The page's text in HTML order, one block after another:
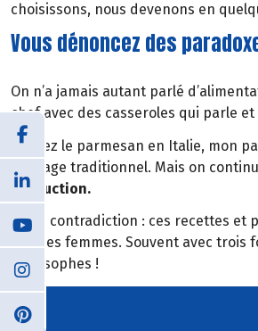
choisissons, nous devenons en
Vous dénoncez des
On n’a jamais autant parlé
chef avec des casseroles qui parle
Prenez le parmesan en Italie, mon
fromage traditionnel. Mais on
production.
Autre contradiction : ces recettes et
par des femmes. Souvent avec trois
philosophes !